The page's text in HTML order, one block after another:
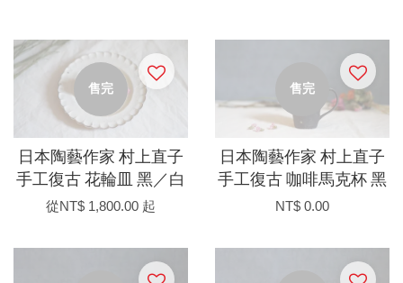
售完
日本陶藝作家 村上直子
手工復古 花輪皿 黑／白
從NT$ 1,800.00 起
售完
日本陶藝作家 村上直子
手工復古 咖啡馬克杯 黑
NT$ 0.00